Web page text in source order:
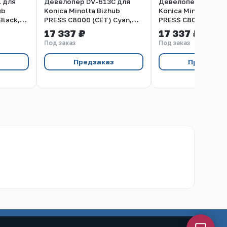
Konica Minolta Bizhub
PRESS C8000 (CET) Cyan,
1200г, 300000 стр.,
CET171006
17 337 ₽
Под заказ
Предзаказ
Konica Minolta
PRESS C8000 (CET)
Magenta, 1200г,
стр., CET171007
17 337 ₽
Под заказ